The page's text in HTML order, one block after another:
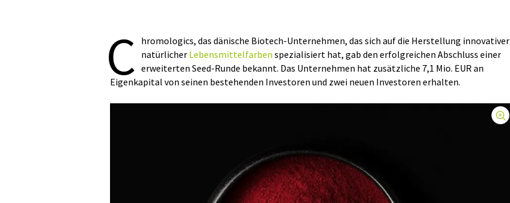
C hromologics, das dänische Biotech-Unternehmen, das sich auf die Herstellung innovativer
natürlicher Lebensmittelfarben spezialisiert hat, gab den erfolgreichen Abschluss einer
erweiterten Seed-Runde bekannt. Das Unternehmen hat zusätzliche 7,1 Mio. EUR an
Eigenkapital von seinen bestehenden Investoren und zwei neuen Investoren erhalten.